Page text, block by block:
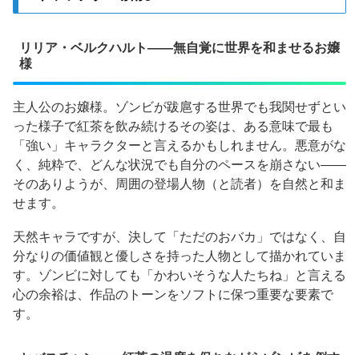
リリア・ベルクハルト——無自覚に世界を和ませるお嬢
様
主人公のお嬢様。ゾンビが跋扈する世界でも我関せずとい
った様子で紅茶を飲み続けるその姿は、ある意味で最も
「強い」キャラクターと言えるかもしれません。悪意がな
く、純粋で、どんな状況でも自分のペースを崩さない——
そのありようが、周囲の登場人物（と読者）を自然と和ま
せます。
天然キャラですが、決して「ただのおバカ」ではなく、自
分なりの価値観と優しさを持った人物として描かれていま
す。ゾンビに対しても「かわいそうな人たちね」と言える
心の余裕は、作品のトーンをソフトに保つ重要な要素で
す。